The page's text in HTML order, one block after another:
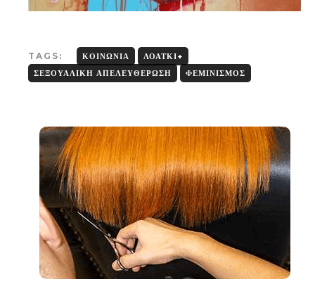
TAGS: ΚΟΙΝΩΝΊΑ
ΛΟΑΤΚΙ+
ΣΕΞΟΥΑΛΙΚΉ ΑΠΕΛΕΥΘΈΡΩΣΗ
ΦΕΜΙΝΙΣΜΌΣ